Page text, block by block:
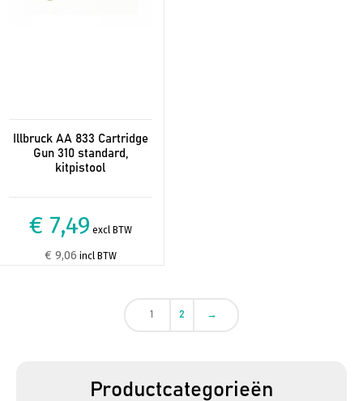
Illbruck AA 833 Cartridge
Gun 310 standard,
kitpistool
€ 7,49 excl BTW
€ 9,06 incl BTW
1 2 →
Productcategorieën